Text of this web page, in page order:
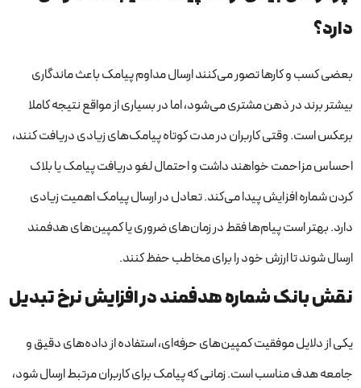
دارد؟
بعضی کسب و کارها تصور می‌کنند ارسال مداوم پیامک باعث ماندگاری
بیشتر برند در ذهن مشتری می‌شود، اما در بسیاری از مواقع نتیجه کاملا
برعکس است. وقتی کاربران در مدت کوتاه پیامک‌های زیادی دریافت کنند،
احساس مزاحمت خواهند داشت و احتمال لغو دریافت پیامک یا بلاک
کردن شماره افزایش پیدا می‌کند. تعادل در ارسال پیامک اهمیت زیادی
دارد. بهتر است پیام‌ها فقط در زمان‌های ضروری یا کمپین‌های هدفمند
ارسال شوند تا ارزش خود را برای مخاطب حفظ کنند.
نقش بانک شماره هدفمند در افزایش نرخ تبدیل
یکی از دلایل موفقیت کمپین‌های حرفه‌ای، استفاده از داده‌های دقیق و
جامعه هدف مناسب است. زمانی که پیامک برای کاربران مرتبط ارسال شود،